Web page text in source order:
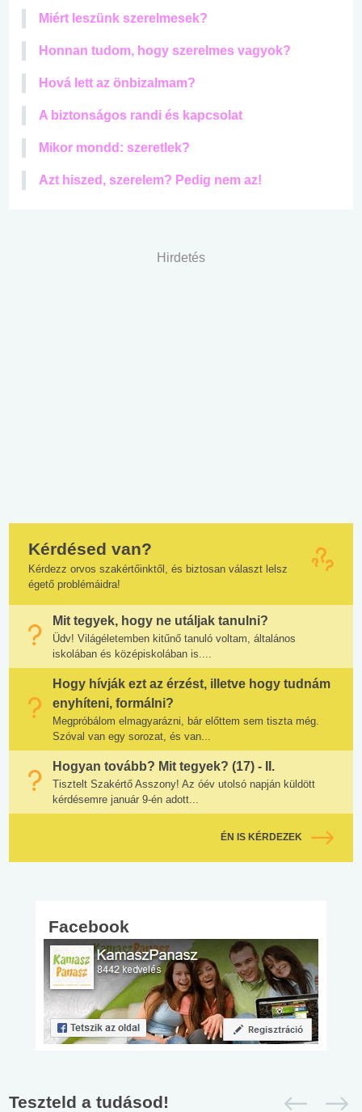
Miért leszünk szerelmesek?
Honnan tudom, hogy szerelmes vagyok?
Hová lett az önbizalmam?
A biztonságos randi és kapcsolat
Mikor mondd: szeretlek?
Azt hiszed, szerelem? Pedig nem az!
Hirdetés
Kérdésed van?
Kérdezz orvos szakértőinktől, és biztosan választ lelsz
égető problémáidra!
Mit tegyek, hogy ne utáljak tanulni?
Üdv! Világéletemben kitűnő tanuló voltam, általános
iskolában és középiskolában is....
Hogy hívják ezt az érzést, illetve hogy tudnám
enyhíteni, formálni?
Megpróbálom elmagyarázni, bár előttem sem tiszta még.
Szóval van egy sorozat, és van...
Hogyan tovább? Mit tegyek? (17) - II.
Tisztelt Szakértő Asszony! Az óév utolsó napján küldött
kérdésemre január 9-én adott...
ÉN IS KÉRDEZEK
Facebook
Teszteld a tudásod!